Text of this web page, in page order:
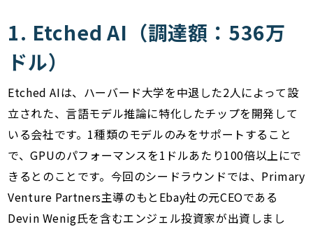
1. Etched AI（調達額：536万
ドル）
Etched AIは、ハーバード大学を中退した2人によって設
立された、言語モデル推論に特化したチップを開発して
いる会社です。1種類のモデルのみをサポートすること
で、GPUのパフォーマンスを1ドルあたり100倍以上にで
きるとのことです。今回のシードラウンドでは、Primary
Venture Partners主導のもとEbay社の元CEOである
Devin Wenig氏を含むエンジェル投資家が出資しまし